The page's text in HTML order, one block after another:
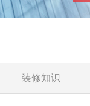
装修知识